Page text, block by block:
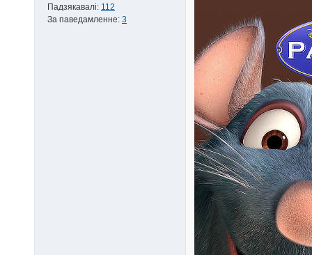
Падзякавалі: 112
За паведамленне: 3